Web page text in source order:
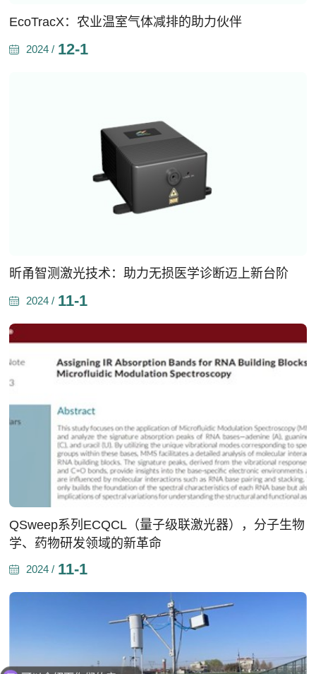
EcoTracX：农业温室气体减排的助力伙伴
2024 / 12-1
昕甬智测激光技术：助力无损医学诊断迈上新台阶
2024 / 11-1
QSweep系列ECQCL（量子级联激光器），分子生物
学、药物研发领域的新革命
2024 / 11-1